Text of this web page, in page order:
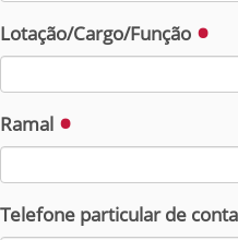
Lotação/Cargo/Função
Ramal
Telefone particular de